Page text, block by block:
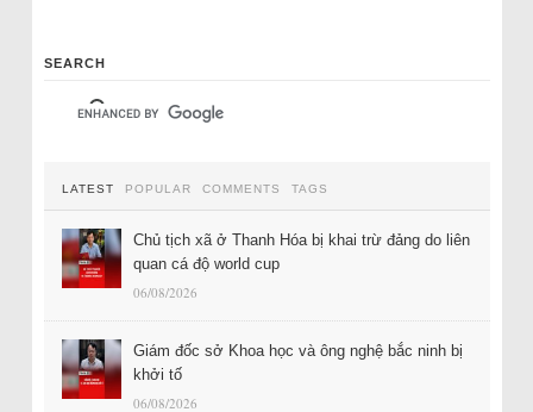
SEARCH
LATEST POPULAR COMMENTS TAGS
Chủ tịch xã ở Thanh Hóa bị khai trừ đảng do liên
quan cá độ world cup
06/08/2026
Giám đốc sở Khoa học và ông nghệ bắc ninh bị
khởi tố
06/08/2026